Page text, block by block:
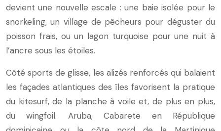
devient une nouvelle escale : une baie isolée pour le
snorkeling, un village de pêcheurs pour déguster du
poisson frais, ou un lagon turquoise pour une nuit à
l’ancre sous les étoiles.
Côté sports de glisse, les alizés renforcés qui balaient
les façades atlantiques des îles favorisent la pratique
du kitesurf, de la planche à voile et, de plus en plus,
du wingfoil. Aruba, Cabarete en République